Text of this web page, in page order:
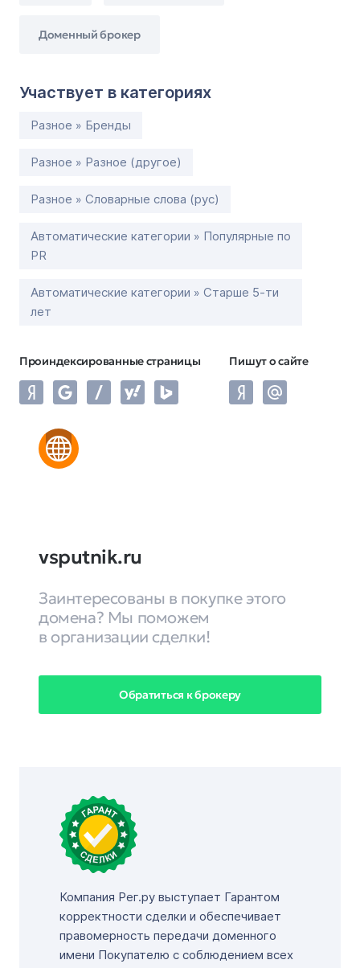
Доменный брокер
Участвует в категориях
Разное » Бренды
Разное » Разное (другое)
Разное » Словарные слова (рус)
Автоматические категории » Популярные по
PR
Автоматические категории » Старше 5-ти
лет
Проиндексированные страницы Пишут о сайте
vsputnik.ru
Заинтересованы в покупке этого
домена? Мы поможем
в организации сделки!
Обратиться к брокеру
Компания Рег.ру выступает Гарантом
корректности сделки и обеспечивает
правомерность передачи доменного
имени Покупателю с соблюдением всех